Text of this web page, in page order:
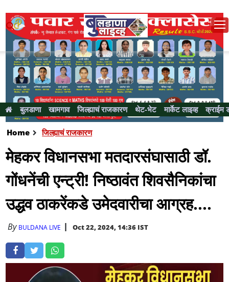
बुलडाणा खामगाव जिल्ह्याचं राजकारण थेट-भेट मार्केट लाइव्ह क्राईम
Home जिल्ह्याचं राजकारण
मेहकर विधानसभा मतदारसंघासाठी डॉ.
गोंधनेंची एन्ट्री! निष्ठावंत शिवसैनिकांचा
उद्धव ठाकरेंकडे उमेदवारीचा आग्रह....
By BULDANA LIVE Oct 22, 2024, 14:36 IST